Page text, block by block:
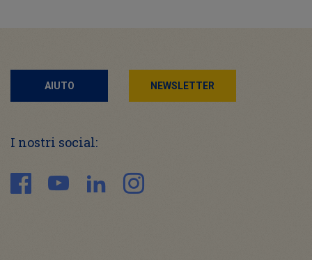
AIUTO NEWSLETTER
I nostri social: